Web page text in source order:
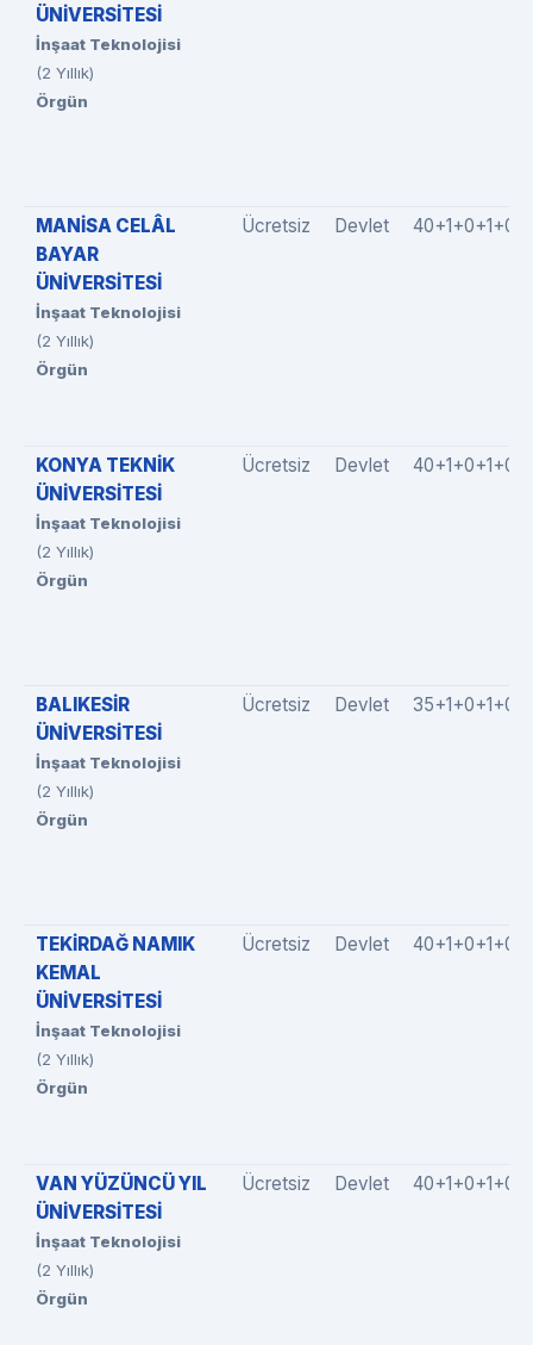
ÜNİVERSİTESİ
İnşaat Teknolojisi
(2 Yıllık)
Örgün
MANİSA CELÂL
BAYAR
ÜNİVERSİTESİ
İnşaat Teknolojisi
(2 Yıllık)
Örgün
Ücretsiz Devlet 40+1+0+1+0
KONYA TEKNİK
ÜNİVERSİTESİ
İnşaat Teknolojisi
(2 Yıllık)
Örgün
Ücretsiz Devlet 40+1+0+1+0
BALIKESİR
ÜNİVERSİTESİ
İnşaat Teknolojisi
(2 Yıllık)
Örgün
Ücretsiz Devlet 35+1+0+1+0
TEKİRDAĞ NAMIK
KEMAL
ÜNİVERSİTESİ
İnşaat Teknolojisi
(2 Yıllık)
Örgün
Ücretsiz Devlet 40+1+0+1+0
VAN YÜZÜNCÜ YIL
ÜNİVERSİTESİ
İnşaat Teknolojisi
(2 Yıllık)
Örgün
Ücretsiz Devlet 40+1+0+1+0